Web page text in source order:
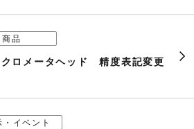
商品
ロメータヘッド 精度表記変更
・イベント